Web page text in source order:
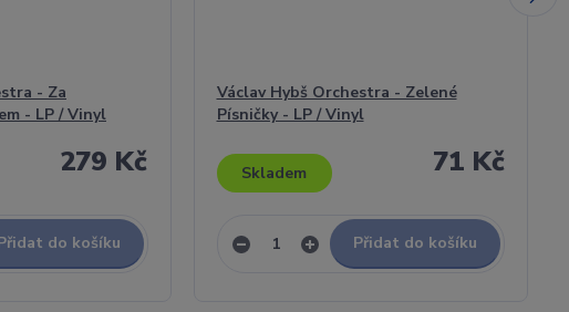
- Za
- LP / Vinyl
279 Kč
do košíku
Václav Hybš Orchestra - Zelené
Písničky - LP / Vinyl
71 Kč
Skladem
Přidat do košíku